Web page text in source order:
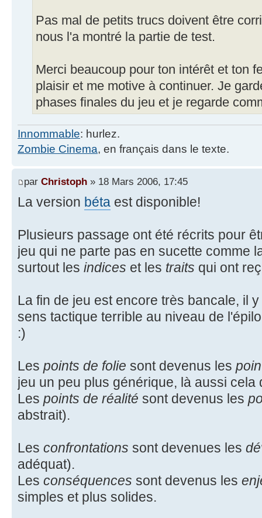
Pas mal de petits trucs doivent être
nous l'a montré la partie de test.
Merci beaucoup pour ton intérêt et ton
plaisir et me motive à continuer. Je
phases finales du jeu et je regarde
Innommable: hurlez.
Zombie Cinema, en français dans le texte.
par Christoph » 18 Mars 2006, 17:45
La version béta est disponible!
Plusieurs passage ont été récrits pour
jeu qui ne parte pas en sucette comme
surtout les indices et les traits qui ont
La fin de jeu est encore très bancale, il
sens tactique terrible au niveau de
:)
Les points de folie sont devenus les
jeu un peu plus générique, là aussi cela
Les points de réalité sont devenus les
abstrait).
Les confrontations sont devenues les
adéquat).
Les conséquences sont devenus les
simples et plus solides.